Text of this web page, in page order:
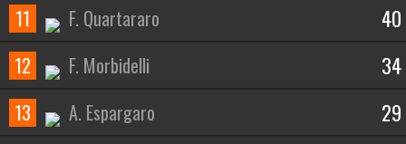
11 F. Quartararo 40
12 F. Morbidelli 34
13 A. Espargaro 29